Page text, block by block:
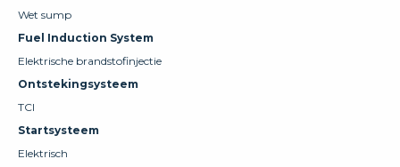
Wet sump
Fuel Induction System
Elektrische brandstofinjectie
Ontstekingsysteem
TCI
Startsysteem
Elektrisch